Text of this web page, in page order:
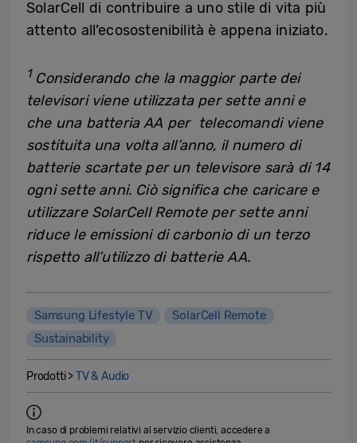
SolarCell di contribuire a uno stile di vita più
attento all’ecosostenibilità è appena iniziato.
1Considerando che la maggior parte dei
televisori viene utilizzata per sette anni e
che una batteria AA per telecomandi viene
sostituita una volta all’anno, il numero di
batterie scartate per un televisore sarà di 14
ogni sette anni. Ciò significa che caricare e
utilizzare SolarCell Remote per sette anni
riduce le emissioni di carbonio di un terzo
rispetto all’utilizzo di batterie AA.
Samsung Lifestyle TV
SolarCell Remote
Sustainability
Prodotti >TV & Audio
In caso di problemi relativi al servizio clienti, accedere a